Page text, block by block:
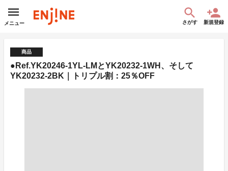
メニュー さがす 新規登録
商品
●Ref.YK20246-1YL-LMとYK20232-1WH、そして
YK20232-2BK｜トリプル割：25％OFF